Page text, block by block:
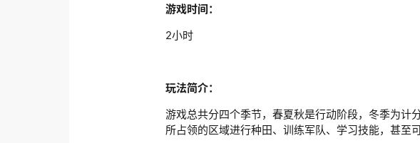
游戏时间：
2小时
玩法简介：
游戏总共分四个季节，春夏秋是行动阶段，冬季为计
所占领的区域进行种田、训练军队、学习技能，甚至